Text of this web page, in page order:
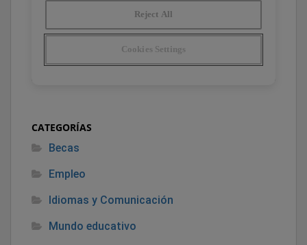
CATEGORÍAS
Becas
Empleo
Idiomas y Comunicación
Mundo educativo